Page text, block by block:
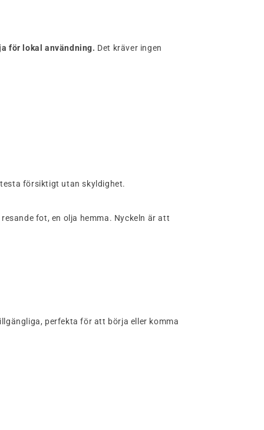
för lokal användning. Det kräver ingen
försiktigt utan skyldighet.
fot, en olja hemma. Nyckeln är att
perfekta för att börja eller komma